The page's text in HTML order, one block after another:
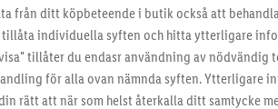
Lätt att
från ditt köpbeteende i butik också att
tillåta individuella syften och hitta ytterligare
tillåter du endasr användning av nödvändig
för alla ovan nämnda syften. Ytterligare
rätt att när som helst återkalla ditt samtycke